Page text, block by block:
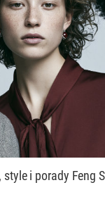
i porady Feng